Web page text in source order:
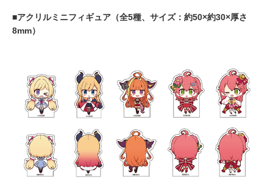
■アクリルミニフィギュア（全5種、サイズ：約50×約30×厚さ
8mm）